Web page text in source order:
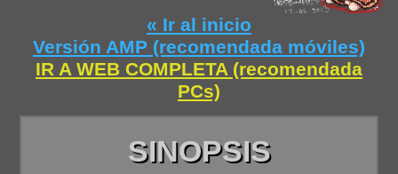
« Ir al inicio
Versión AMP (recomendada móviles)
IR A WEB COMPLETA (recomendada
PCs)
SINOPSIS